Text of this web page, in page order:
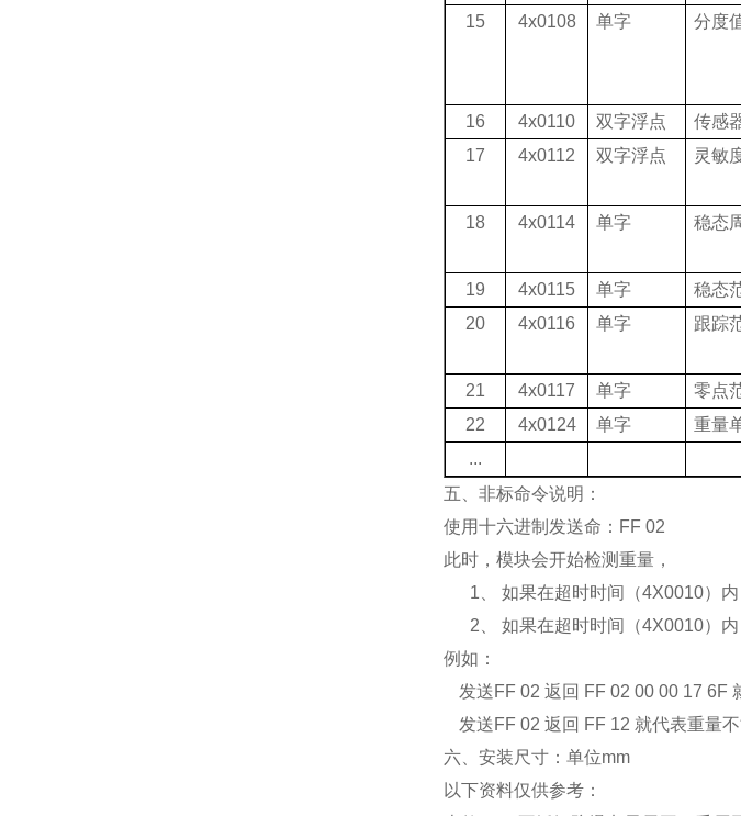
15
4x0108 单字 分度
16 4x0110 双字浮点 传感
17
4x0112 双字浮点 灵敏
18 4x0114 单字 稳态
19 4x0115 单字 稳态
20
4x0116 单字 跟踪
21 4x0117 单字 零点
22
4x0124 单字 重量
...
五、 非标命令说明 ：
使用十六进制发送命 ： FF 02
此时，模块会开始检测重量，
1、 如果在超时时间（4X0010）
2、 如果在超时时间（4X0010）
例如：
发送FF 02 返回 FF 02 00 00 17 6F
发送FF 02 返回 FF 12 就代表重量
六、安装尺寸：单位mm
以下资料仅供参考：